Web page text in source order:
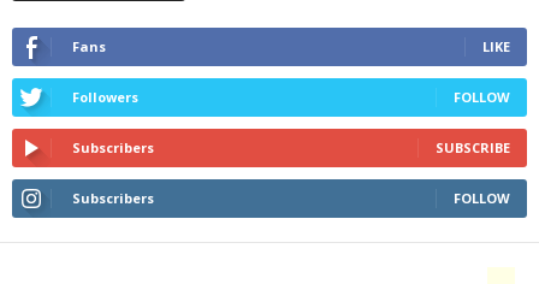
Fans LIKE
Followers FOLLOW
Subscribers SUBSCRIBE
Subscribers FOLLOW